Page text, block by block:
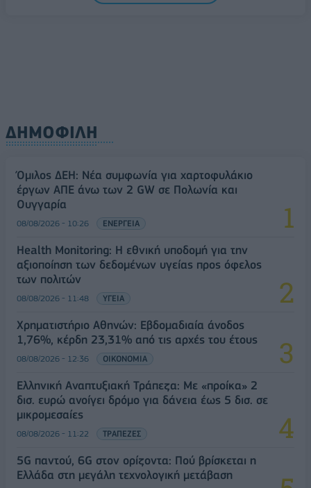
ΔΗΜΟΦΙΛΗ
Όμιλος ΔΕΗ: Νέα συμφωνία για χαρτοφυλάκιο
έργων ΑΠΕ άνω των 2 GW σε Πολωνία και
Ουγγαρία
08/08/2026 - 10:26 ΕΝΕΡΓΕΙΑ
Health Monitoring: Η εθνική υποδομή για την
αξιοποίηση των δεδομένων υγείας προς όφελος
των πολιτών
08/08/2026 - 11:48 ΥΓΕΙΑ
Χρηματιστήριο Αθηνών: Εβδομαδιαία άνοδος
1,76%, κέρδη 23,31% από τις αρχές του έτους
08/08/2026 - 12:36 ΟΙΚΟΝΟΜΙΑ
Ελληνική Αναπτυξιακή Τράπεζα: Με «προίκα» 2
δισ. ευρώ ανοίγει δρόμο για δάνεια έως 5 δισ. σε
μικρομεσαίες
08/08/2026 - 11:22 ΤΡΑΠΕΖΕΣ
5G παντού, 6G στον ορίζοντα: Πού βρίσκεται η
Ελλάδα στη μεγάλη τεχνολογική μετάβαση